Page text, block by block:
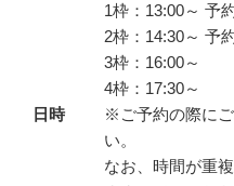
日時
1枠：13:00～ 予
2枠：14:30～ 予
3枠：16:00～
4枠：17:30～
※ご予約の際に
い。
なお、時間が重